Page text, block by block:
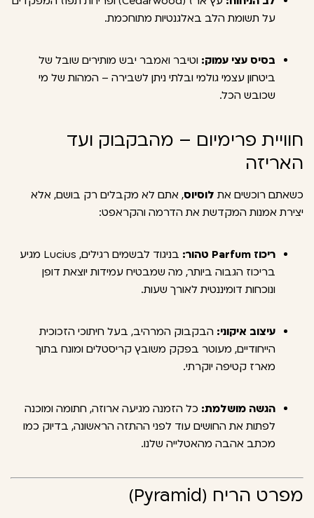
על תשומת הלב באלגנטיות מתוחכמת.
בסיס עצי עמוק: וטיבר ואמבר יבש מותירים שובל של
ביטחון עצמי גולמי ובלתי ניתן לשבירה – המהות של מי
שכובש הכל.
חוויית פרימיום – מהבקבוק ועד
האריזה
כשאתם רוכשים את לוסיוס, אתם לא מקבלים רק בושם, אלא
יצירת אמנות המקדשת את הדרמה והקראפט:
ריכוז Parfum טהור:
בניגוד לבשמים רגילים, Lucius מגיע
בריכוז הגבוה ביותר, מה שמבטיח עמידות יוצאת דופן
ונוכחות דומיננטית לאורך שעות.
עיצוב איקוני: הבקבוק המרהיב, בעל חיתוכי הזכוכית
הייחודיים, מעוטר בפקק משובץ קריסטלים ומונח בתוך
מארז קטיפה יוקרתי.
הגשה מושלמת: כל הזמנה מגיעה ארוזה, חתומה ומוכנה
לפתות את החושים עוד לפני ההתזה הראשונה, בדיוק כמו
מכתב אהבה מהאטלייה שלנו.
מפרט הריח (Pyramid)